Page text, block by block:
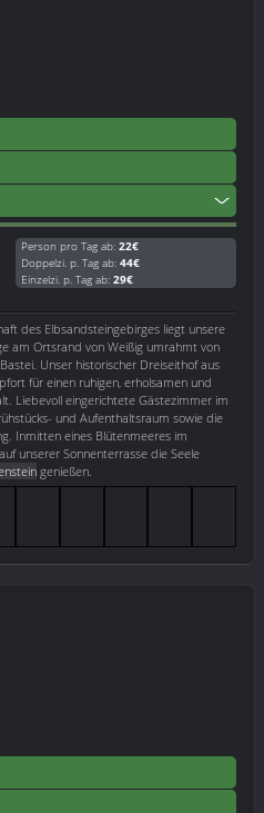
Person pro Tag ab: 22€
Doppelzi. p. Tag ab: 44€
Einzelzi. p. Tag ab: 29€
des Elbsandsteingebirges liegt unsere
am Ortsrand von Weißig umrahmt von
Unser historischer Dreiseithof aus
für einen ruhigen, erholsamen und
Liebevoll eingerichtete Gästezimmer im
und Aufenthaltsraum sowie die
Inmitten eines Blütenmeeres im
unserer Sonnenterrasse die Seele
genießen.